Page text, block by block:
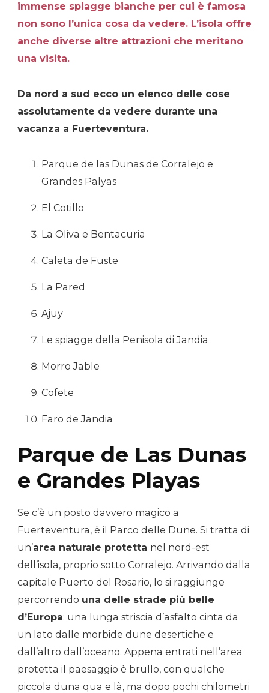
immense spiagge bianche per cui è famosa
non sono l’unica cosa da vedere. L’isola offre
anche diverse altre attrazioni che meritano
una visita.
Da nord a sud ecco un elenco delle cose
assolutamente da vedere durante una
vacanza a Fuerteventura.
Parque de las Dunas de Corralejo e
Grandes Palyas
El Cotillo
La Oliva e Bentacuria
Caleta de Fuste
La Pared
Ajuy
Le spiagge della Penisola di Jandia
Morro Jable
Cofete
Faro de Jandia
Parque de Las Dunas
e Grandes Playas
Se c’è un posto davvero magico a
Fuerteventura, è il Parco delle Dune. Si tratta di
un’area naturale protetta nel nord-est
dell’isola, proprio sotto Corralejo. Arrivando dalla
capitale Puerto del Rosario, lo si raggiunge
percorrendo una delle strade più belle
d’Europa: una lunga striscia d’asfalto cinta da
un lato dalle morbide dune desertiche e
dall’altro dall’oceano. Appena entrati nell’area
protetta il paesaggio è brullo, con qualche
piccola duna qua e là, ma dopo pochi chilometri